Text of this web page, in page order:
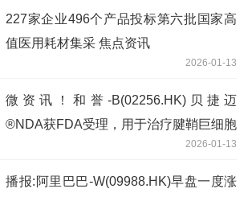
227家企业496个产品投标第六批国家高
值医用耗材集采 焦点资讯
2026-01-13
微资讯！和誉-B(02256.HK)贝捷迈
®NDA获FDA受理，用于治疗腱鞘巨细胞
2026-01-13
播报:阿里巴巴-W(09988.HK)早盘一度涨